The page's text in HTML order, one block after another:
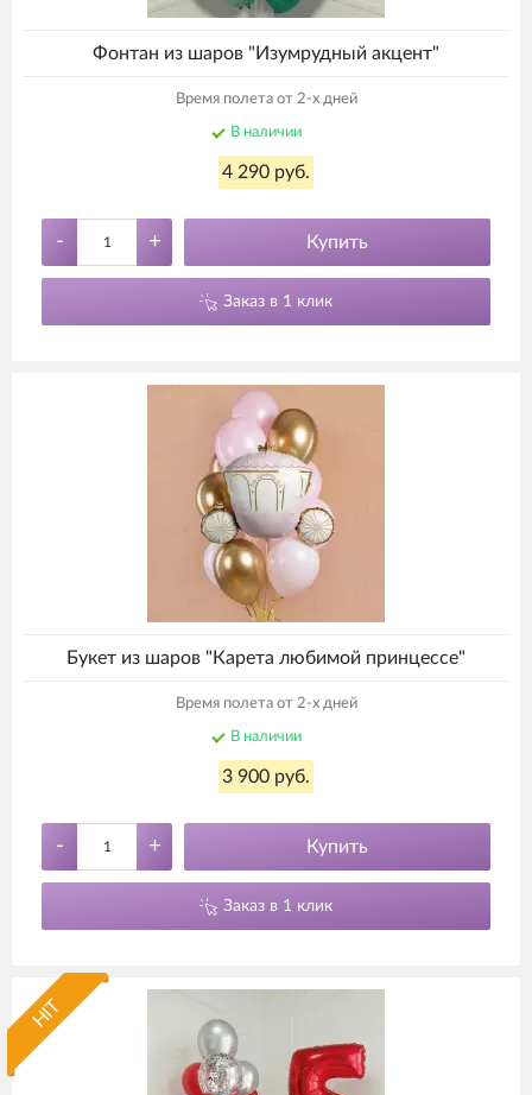
Фонтан из шаров "Изумрудный акцент"
Время полета от 2-х дней
В наличии
4 290 руб.
- + Купить
Заказ в 1 клик
Букет из шаров "Карета любимой принцессе"
Время полета от 2-х дней
В наличии
3 900 руб.
- + Купить
Заказ в 1 клик
HIT